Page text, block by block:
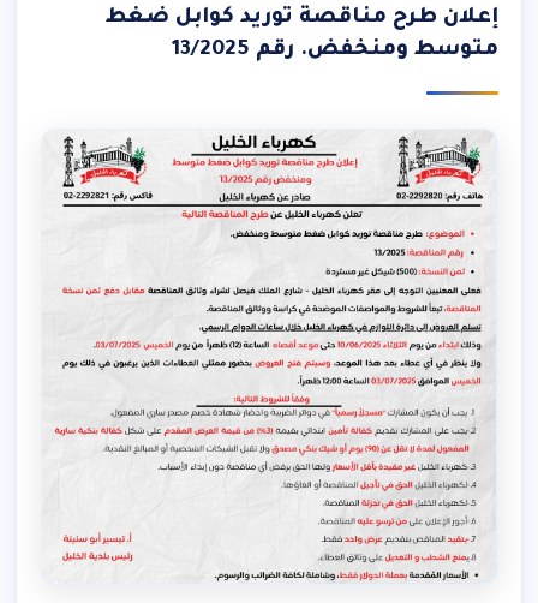
إعلان طرح مناقصة توريد كوابل ضغط
متوسط ومنخفض. رقم 13/2025